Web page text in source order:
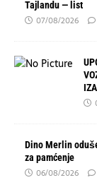
Tajlandu — list
07/08/2026
Dino Merlin
za pamćenje
06/08/2026